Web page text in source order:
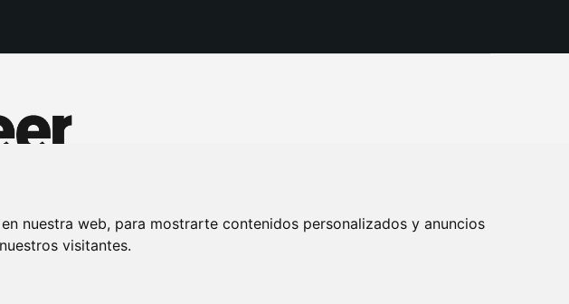
nuestra web, para mostrarte contenidos personalizados y anuncios
visitantes.
LEER SORTEO-PREESTRENOS